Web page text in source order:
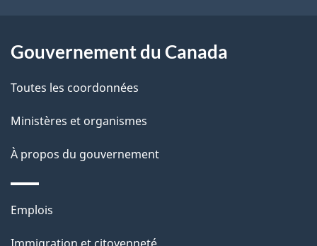
l
p
a
g
e
Gouvernement du Canada
Toutes les coordonnées
Ministères et organismes
À propos du gouvernement
Thèmes
Emplois